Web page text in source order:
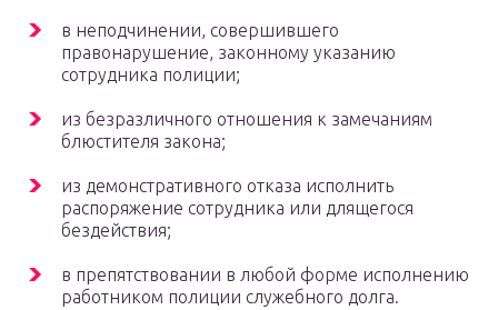
в неподчинении, совершившего
правонарушение, законному указанию
сотрудника полиции;
из безразличного отношения к замечаниям
блюстителя закона;
из демонстративного отказа исполнить
распоряжение сотрудника или длящегося
бездействия;
в препятствовании в любой форме исполнению
работником полиции служебного долга.